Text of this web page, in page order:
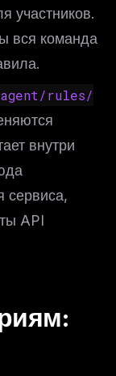
участников.
вся команда
rules/
внутри
сервиса,
API